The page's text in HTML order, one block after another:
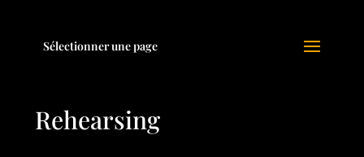
Sélectionner une page
Rehearsing